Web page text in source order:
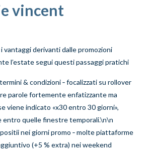
i vantaggi derivanti dalle promozioni
l’estate segui questi passaggi pratic­hi​
& condizioni ‑ focalizzati su rollover
parole fortemente enfatizzante ma
viene indicato «x30 entro 30 giorni»,
entro quelle finestre temporali.\n\n
nei giorni promo ‑ molte piattaforme
(+5 % extra) nei weekend